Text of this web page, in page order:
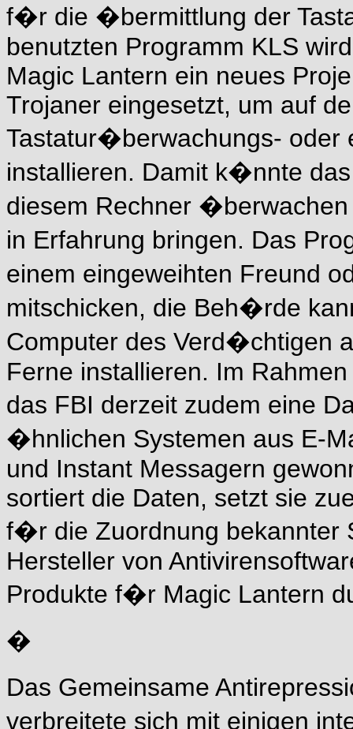
f�r die �bermittlung der
benutzten Programm KLS
Magic Lantern ein neues
Trojaner eingesetzt, um auf
Tastatur�berwachungs- oder
installieren. Damit k�nnte
diesem Rechner
in Erfahrung bringen. Das
einem eingeweihten Freund
mitschicken, die Beh�rde
Computer des Verd�chtigen
Ferne installieren. Im
das FBI derzeit zudem eine
�hnlichen Systemen aus E-
und Instant Messagern
sortiert die Daten, setzt sie
f�r die Zuordnung
Hersteller von
Produkte f�r Magic Lantern
�
Das Gemeinsame
verbreitete sich mit einigen